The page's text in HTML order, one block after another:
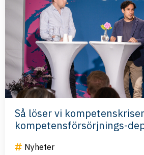
Så löser vi
kompetensförsörjnings-
Nyheter